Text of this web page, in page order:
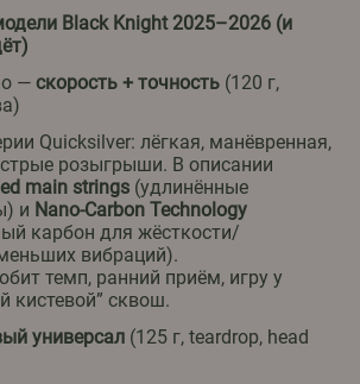
Black Knight 2025–2026 (и
— скорость + точность (120 г,
Quicksilver: лёгкая, манёвренная,
розыгрыши. В описании
main strings (удлинённые
и Nano-Carbon Technology
карбон для жёсткости/
вибраций).
темп, ранний приём, игру у
кистевой” сквош.
универсал (125 г, teardrop, head